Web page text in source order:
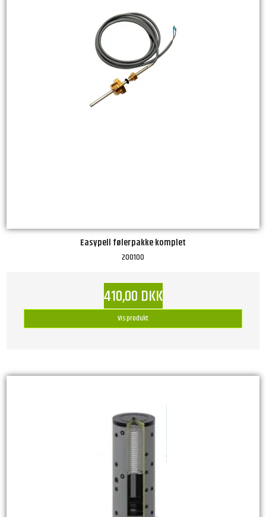
Easypell følerpakke komplet
200100
410,00 DKK
Vis produkt